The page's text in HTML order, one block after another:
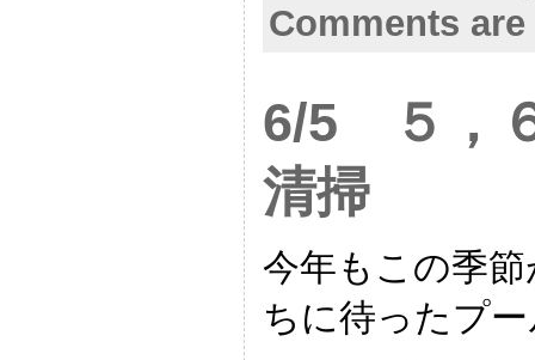
Comments
6/5 ５，
清掃
今年もこの季
ちに待ったプ